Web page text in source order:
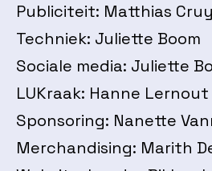
Publiciteit: Matthias
Techniek: Juliette Boom
Sociale media: Juliette
LUKraak: Hanne Lernout
Sponsoring: Nanette
Merchandising: Marith